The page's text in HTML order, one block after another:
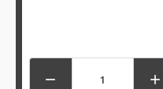
 